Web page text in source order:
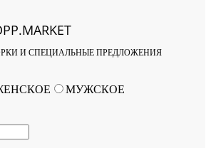
И СПЕЦИАЛЬНЫЕ ПРЕДЛОЖЕНИЯ
МУЖСКОЕ